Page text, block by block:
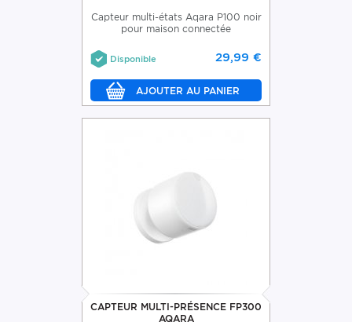
Capteur multi-états Aqara P100 noir
pour maison connectée
29,99 €
Disponible
CAPTEUR MULTI-PRÉSENCE FP300
AQARA